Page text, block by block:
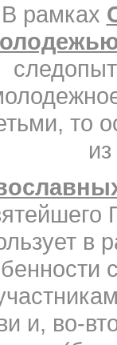
В рамках
то
в
и, во-